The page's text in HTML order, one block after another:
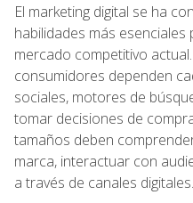
El marketing digital se ha
habilidades más
mercado competitivo
consumidores dependen
sociales, motores de
tomar decisiones de
tamaños deben
marca, interactuar con
a través de canales digitales.